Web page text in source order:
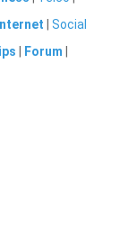
Internet |Social
Forum